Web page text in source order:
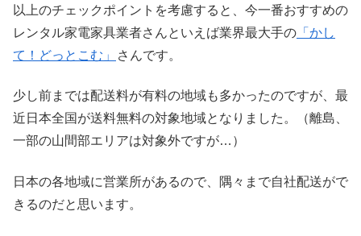
以上のチェックポイントを考慮すると、今一番おすすめの
レンタル家電家具業者さんといえば業界最大手の 「かし
て！どっとこむ」
さんです。
少し前までは配送料が有料の地域も多かったのですが、最
近日本全国が送料無料の対象地域となりました。（離島、
一部の山間部エリアは対象外ですが…）
日本の各地域に営業所があるので、隅々まで自社配送がで
きるのだと思います。